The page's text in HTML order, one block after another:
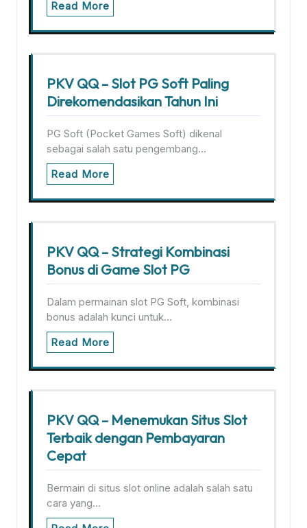
Read More
PKV QQ – Slot PG Soft Paling
Direkomendasikan Tahun Ini
PG Soft (Pocket Games Soft) dikenal
sebagai salah satu pengembang…
Read More
PKV QQ – Strategi Kombinasi
Bonus di Game Slot PG
Dalam permainan slot PG Soft, kombinasi
bonus adalah kunci untuk…
Read More
PKV QQ – Menemukan Situs Slot
Terbaik dengan Pembayaran
Cepat
Bermain di situs slot online adalah salah satu
cara yang…